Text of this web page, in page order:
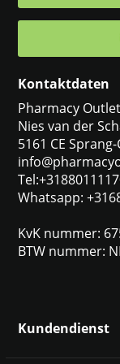
Kontaktdaten
Pharmacy Outlet
Nies van der
5161 CE
Whatsapp:
KvK nummer:
BTW nummer:
Kundendienst